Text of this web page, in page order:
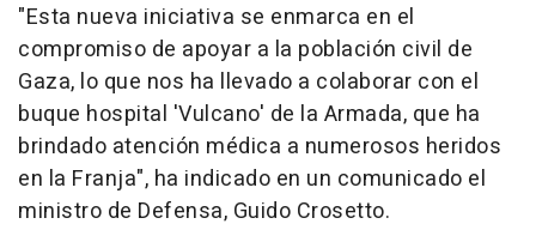
"Esta nueva iniciativa se enmarca en el
compromiso de apoyar a la población civil de
Gaza, lo que nos ha llevado a colaborar con el
buque hospital 'Vulcano' de la Armada, que ha
brindado atención médica a numerosos heridos
en la Franja", ha indicado en un comunicado el
ministro de Defensa, Guido Crosetto.